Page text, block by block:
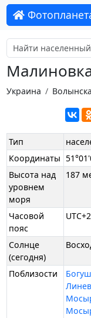
Украина
Тип
Координаты
Высота над
уровнем
моря
187
Часовой
пояс
UTC+2
Солнце
(сегодня)
Поблизости